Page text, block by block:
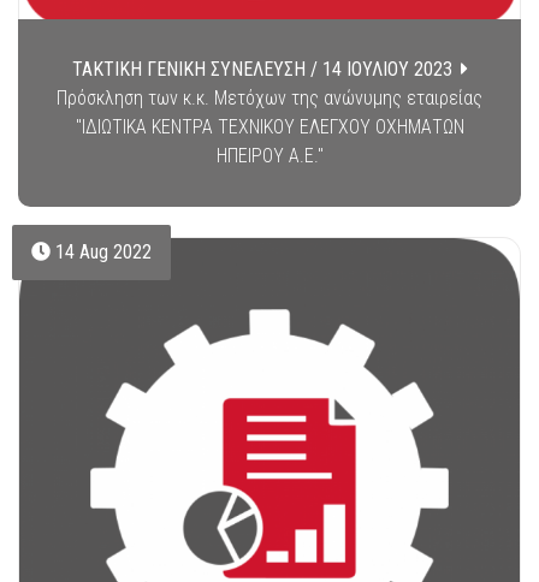
ΤΑΚΤΙΚΗ ΓΕΝΙΚΗ ΣΥΝΕΛΕΥΣΗ / 14 ΙΟΥΛΙΟΥ 2023
Πρόσκληση των κ.κ. Μετόχων της ανώνυμης εταιρείας
"ΙΔΙΩΤΙΚΑ ΚΕΝΤΡΑ ΤΕΧΝΙΚΟΥ ΕΛΕΓΧΟΥ ΟΧΗΜΑΤΩΝ
ΗΠΕΙΡΟΥ Α.Ε."
14 Aug 2022